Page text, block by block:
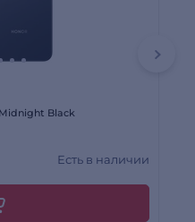
Black
Есть в наличии